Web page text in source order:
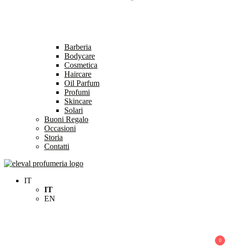
Barberia
Bodycare
Cosmetica
Haircare
Oil Parfum
Profumi
Skincare
Solari
Buoni Regalo
Occasioni
Storia
Contatti
Eleval Profumeria
Profumeria Roma
IT
IT
EN
0